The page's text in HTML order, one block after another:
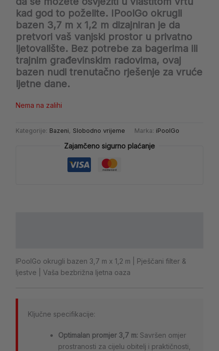
kad god to poželite. IPoolGo okrugli
bazen 3,7 m x 1,2 m dizajniran je da
pretvori vaš vanjski prostor u privatno
ljetovalište. Bez potrebe za bagerima ili
trajnim građevinskim radovima, ovaj
bazen nudi trenutačno rješenje za vruće
ljetne dane.
Nema na zalihi
Kategorije: Bazeni, Slobodno vrijeme Marka: iPoolGo
Zajamčeno sigurno plaćanje
IPoolGo okrugli bazen 3,7 m x 1,2 m | Pješčani filter &
ljestve | Vaša bezbrižna ljetna oaza
Ključne specifikacije:
Optimalan promjer 3,7 m: Savršen omjer
prostranosti za cijelu obitelj i praktičnosti,